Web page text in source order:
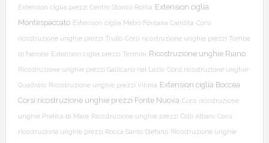
Extension ciglia prezzi Centro Storico Roma Extension ciglia
Montespaccato Extension ciglia Metro Fontana Candita Corsi
ricostruzione unghie prezzi Trullo Corsi ricostruzione unghie prezzi Tomba
di Nerone Extension ciglia prezzi Termini Ricostruzione unghie Riano
Ricostruzione unghie prezzi Gallicano nel Lazio Corsi ricostruzione unghie
Quadraro Ricostruzione unghie prezzi Vitinia Extension ciglia Boccea
Corsi ricostruzione unghie prezzi Fonte Nuova Corsi ricostruzione
unghie Pratica di Mare Ricostruzione unghie prezzi Colli Albani Corsi
ricostruzione unghie prezzi Rocca Santo Stefano Ricostruzione unghie